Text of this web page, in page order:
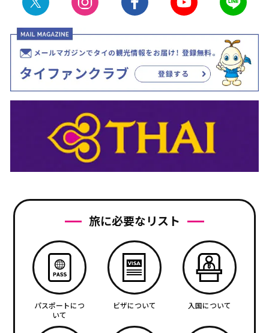
旅に必要なリスト
パスポートにつ
いて
ビザについて 入国について